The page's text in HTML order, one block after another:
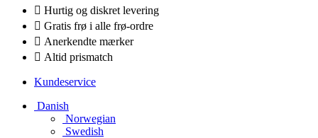
Hurtig og diskret levering
Gratis frø i alle frø-ordre
Anerkendte mærker
Altid prismatch
Kundeservice
Danish
Norwegian
Swedish